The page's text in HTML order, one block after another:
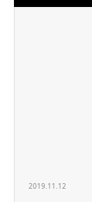
2019.11.12